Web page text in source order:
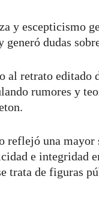
y escepticismo
generó dudas
al retrato editado
rumores y
reflejó una
e integridad
trata de figuras